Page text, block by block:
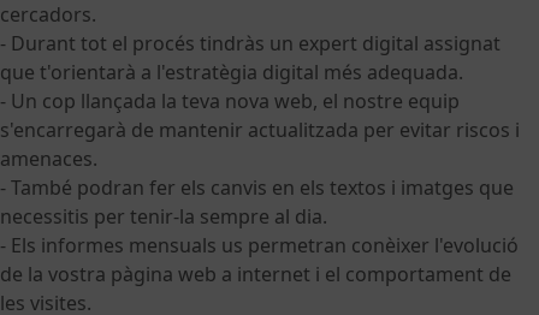
cercadors.
- Durant tot el procés tindràs un expert digital assignat
que t'orientarà a l'estratègia digital més adequada.
- Un cop llançada la teva nova web, el nostre equip
s'encarregarà de mantenir actualitzada per evitar riscos i
amenaces.
- També podran fer els canvis en els textos i imatges que
necessitis per tenir-la sempre al dia.
- Els informes mensuals us permetran conèixer l'evolució
de la vostra pàgina web a internet i el comportament de
les visites.